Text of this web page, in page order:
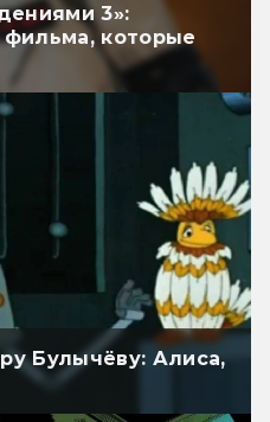
3»:
которые
Булычёву: Алиса,